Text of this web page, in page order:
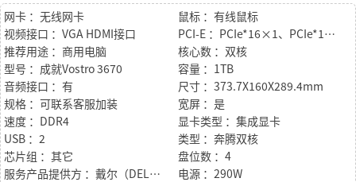
网卡 ：无线网卡
鼠标 ：有线鼠标
视频接口 ：VGA HDMI接口
PCI-E ：PCIe*16×1、PCIe*1×2
推荐用途 ：商用电脑
核心数 ：双核
型号 ：成就Vostro 3670
容量 ：1TB
音频接口 ：有
尺寸 ：373.7X160X289.4mm
规格 ：可联系客服加装
宽屏 ：是
速度 ：DDR4
显卡类型 ：集成显卡
USB ：2
类型 ：奔腾双核
芯片组 ：其它
盘位数 ：4
服务产品提供方 ：戴尔（DELL）
电源 ：290W